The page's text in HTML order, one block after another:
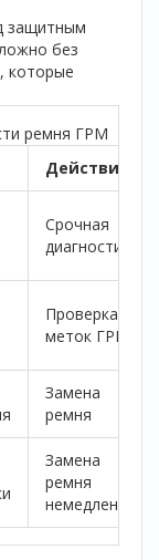
защитным
без
которые
ремня ГРМ
Действие
Срочная
диагностика
Проверка
меток ГРМ
Замена
ремня
Замена
ремня
немедленно